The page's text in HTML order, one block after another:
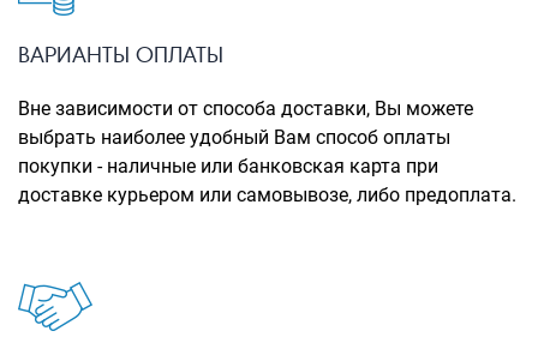
Рюкзаки для охоты-рыбалки
Рюкзаки на колесах
ШОППЕРЫ
Кейсы и планшеты
ВАРИАНТЫ ОПЛАТЫ
Вне зависимости от способа доставки, Вы можете
выбрать наиболее удобный Вам способ оплаты
покупки - наличные или банковская карта при
доставке курьером или самовывозе, либо предоплата.